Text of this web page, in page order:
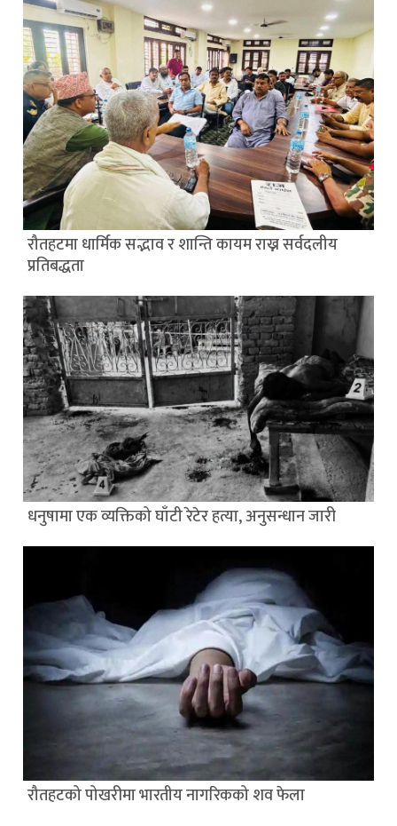
रौतहटमा धार्मिक सद्भाव र शान्ति कायम राख्न सर्वदलीय
प्रतिबद्धता
धनुषामा एक व्यक्तिको घाँटी रेटेर हत्या, अनुसन्धान जारी
रौतहटको पोखरीमा भारतीय नागरिकको शव फेला